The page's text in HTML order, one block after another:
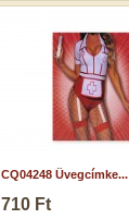
CQ04248 Üvegcímke...
710 Ft